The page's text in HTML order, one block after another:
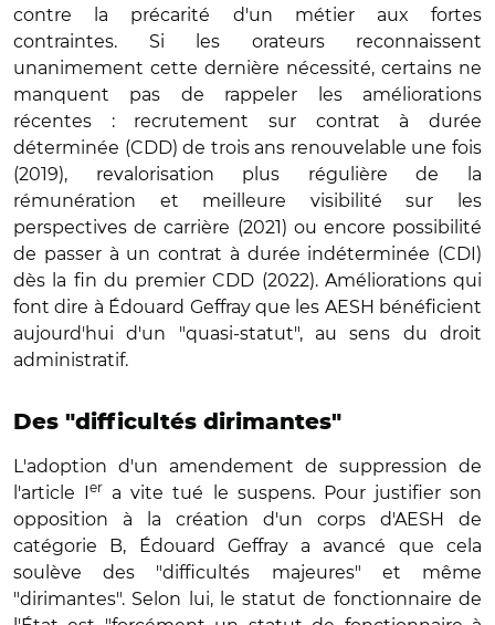
contre la précarité d'un métier aux fortes
contraintes. Si les orateurs reconnaissent
unanimement cette dernière nécessité, certains ne
manquent pas de rappeler les améliorations
récentes : recrutement sur contrat à durée
déterminée (CDD) de trois ans renouvelable une fois
(2019), revalorisation plus régulière de la
rémunération et meilleure visibilité sur les
perspectives de carrière (2021) ou encore possibilité
de passer à un contrat à durée indéterminée (CDI)
dès la fin du premier CDD (2022). Améliorations qui
font dire à Édouard Geffray que les AESH bénéficient
aujourd'hui d'un "quasi-statut", au sens du droit
administratif.
Des "difficultés dirimantes"
L'adoption d'un amendement de suppression de
l'article Ier a vite tué le suspens. Pour justifier son
opposition à la création d'un corps d'AESH de
catégorie B, Édouard Geffray a avancé que cela
soulève des "difficultés majeures" et même
"dirimantes". Selon lui, le statut de fonctionnaire de